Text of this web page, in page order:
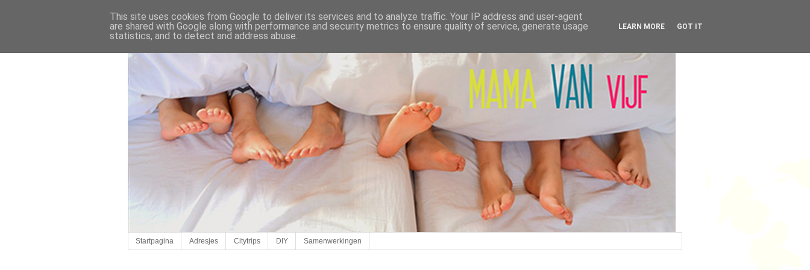
Startpagina Adresjes Citytrips DIY Samenwerkingen
This site uses cookies from Google to deliver its services and to analyze traffic. Your IP address and user-agent
are shared with Google along with performance and security metrics to ensure quality of service, generate usage
statistics, and to detect and address abuse.
LEARN MORE GOT IT